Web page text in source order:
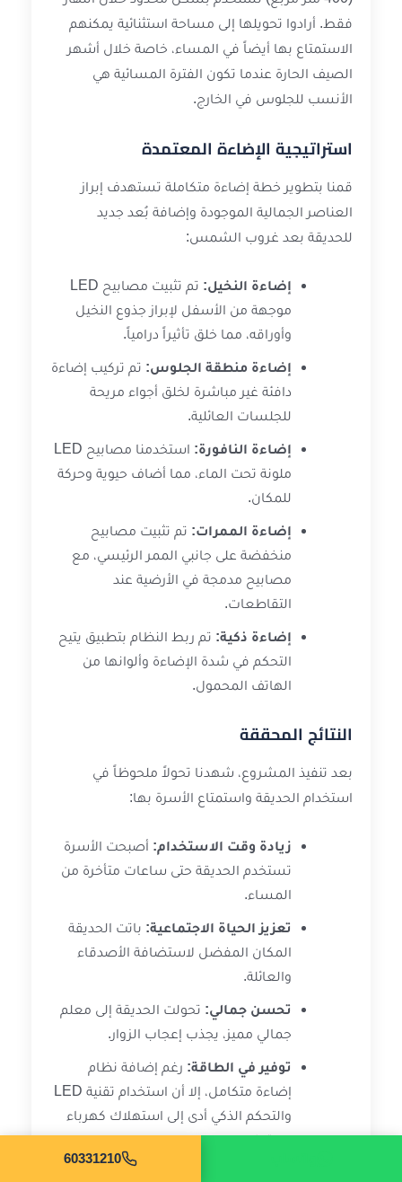
فقط. أرادوا تحويلها إلى مساحة استثنائية يمكنهم
الاستمتاع بها أيضاً في المساء، خاصة خلال أشهر
الصيف الحارة عندما تكون الفترة المسائية هي
الأنسب للجلوس في الخارج.
استراتيجية الإضاءة المعتمدة
قمنا بتطوير خطة إضاءة متكاملة تستهدف إبراز
العناصر الجمالية الموجودة وإضافة بُعد جديد
للحديقة بعد غروب الشمس:
إضاءة النخيل:
تم تثبيت مصابيح LED
موجهة من الأسفل لإبراز جذوع النخيل
وأوراقه، مما خلق تأثيراً درامياً.
إضاءة منطقة الجلوس: تم تركيب إضاءة
دافئة غير مباشرة لخلق أجواء مريحة
للجلسات العائلية.
إضاءة النافورة:
استخدمنا مصابيح LED
ملونة تحت الماء، مما أضاف حيوية وحركة
للمكان.
إضاءة الممرات: تم تثبيت مصابيح
منخفضة على جانبي الممر الرئيسي، مع
مصابيح مدمجة في الأرضية عند
التقاطعات.
إضاءة ذكية: تم ربط النظام بتطبيق يتيح
التحكم في شدة الإضاءة وألوانها من
الهاتف المحمول.
النتائج المحققة
بعد تنفيذ المشروع، شهدنا تحولاً ملحوظاً في
استخدام الحديقة واستمتاع الأسرة بها:
زيادة وقت الاستخدام: أصبحت الأسرة
تستخدم الحديقة حتى ساعات متأخرة من
المساء.
تعزيز الحياة الاجتماعية: باتت الحديقة
المكان المفضل لاستضافة الأصدقاء
والعائلة.
تحسن جمالي: تحولت الحديقة إلى معلم
جمالي مميز، يجذب إعجاب الزوار.
توفير في الطاقة: رغم إضافة نظام
إضاءة متكامل، إلا أن استخدام تقنية LED
والتحكم الذكي أدى إلى استهلاك كهرباء
معقول.
60331210